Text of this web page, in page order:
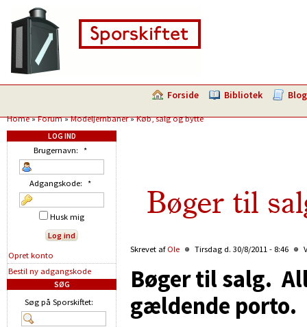
Forside Bibliotek Blog
Home»Forum»Modeljernbaner»Køb, salg og bytte
Bøger til
Skrevet af Ole Tirsdag d. 30/8/2011 - 8:46
Bøger til salg.
gældende porto.
LOG IND
Brugernavn: *
Adgangskode: *
Husk mig
Opret konto
Bestil ny adgangskode
SØG
Søg på Sporskiftet: